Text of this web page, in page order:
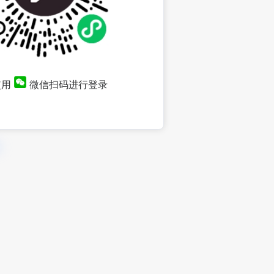
微信扫码进行登录